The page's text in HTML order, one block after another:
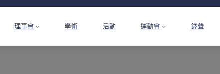
理事會 學術 活動 運動會 鐸聲